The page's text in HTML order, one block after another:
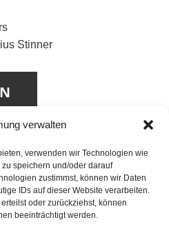
verwalten
verwenden wir Technologien wie
speichern und/oder darauf
zustimmst, können wir Daten
IDs auf dieser Website verarbeiten.
oder zurückziehst, können
beeinträchtigt werden.
Stinner